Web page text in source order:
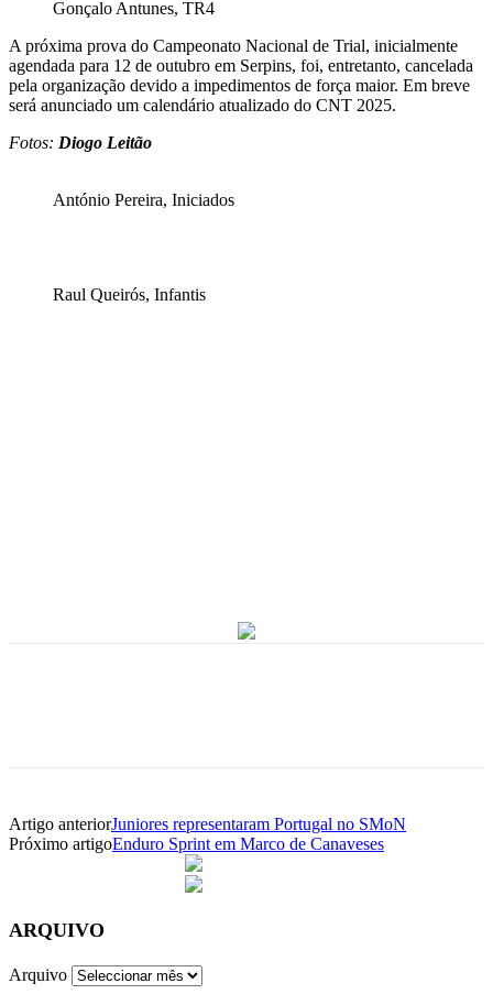
Gonçalo Antunes, TR4
A próxima prova do Campeonato Nacional de Trial, inicialmente
agendada para 12 de outubro em Serpins, foi, entretanto, cancelada
pela organização devido a impedimentos de força maior. Em breve
será anunciado um calendário atualizado do CNT 2025.
Fotos: Diogo Leitão
António Pereira, Iniciados
Raul Queirós, Infantis
Artigo anteriorJuniores representaram Portugal no SMoN
Próximo artigoEnduro Sprint em Marco de Canaveses
ARQUIVO
Arquivo